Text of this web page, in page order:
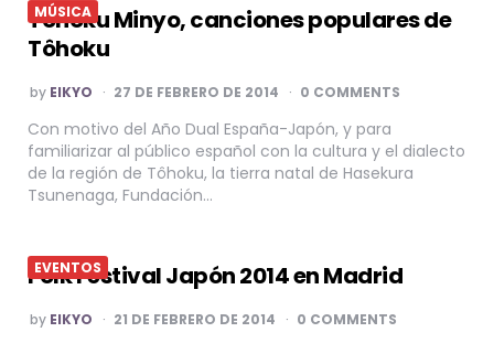
MÚSICA
Tôhoku Minyo, canciones populares de
Tôhoku
POSTED
BY
by EIKYO 27 DE FEBRERO DE 2014 0 COMMENTS
Con motivo del Año Dual España-Japón, y para
familiarizar al público español con la cultura y el dialecto
de la región de Tôhoku, la tierra natal de Hasekura
Tsunenaga, Fundación…
EVENTOS
Folk Festival Japón 2014 en Madrid
POSTED
BY
by EIKYO 21 DE FEBRERO DE 2014 0 COMMENTS